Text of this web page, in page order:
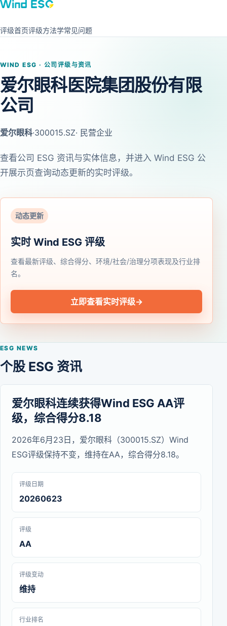
评级首页评级方法学常见问题
WIND ESG · 公司评级与资讯
爱尔眼科医院集团股份有限
公司
爱尔眼科·300015.SZ· 民营企业
查看公司 ESG 资讯与实体信息，并进入 Wind ESG 公
开展示页查询动态更新的实时评级。
动态更新
实时 Wind ESG 评级
查看最新评级、综合得分、环境/社会/治理分项表现及行业排
名。
立即查看实时评级→
ESG NEWS
个股 ESG 资讯
爱尔眼科连续获得Wind ESG AA评
级，综合得分8.18
2026年6月23日，爱尔眼科（300015.SZ）Wind
ESG评级保持不变，维持在AA，综合得分8.18。
评级日期
20260623
评级
AA
评级变动
维持
行业排名